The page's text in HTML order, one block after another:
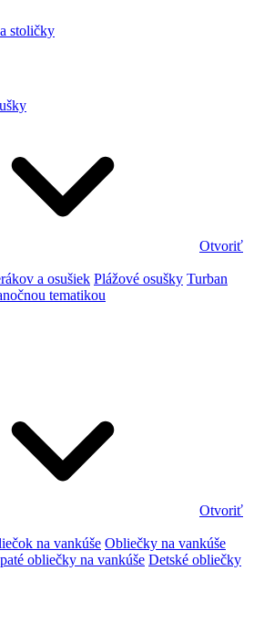
stoličky
Otvoriť
a osušiek Plážové osušky Turban
tematikou
Otvoriť
na vankúše Obliečky na vankúše
obliečky na vankúše Detské obliečky